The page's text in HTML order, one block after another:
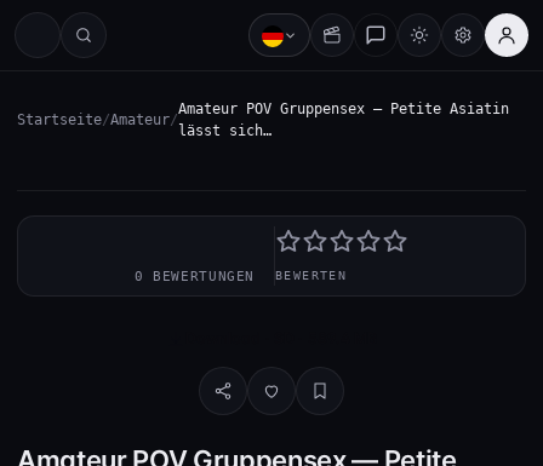
Startseite/Amateur/
Amateur POV Gruppensex — Petite Asiatin
lässt sich…
0 BEWERTUNGEN BEWERTEN